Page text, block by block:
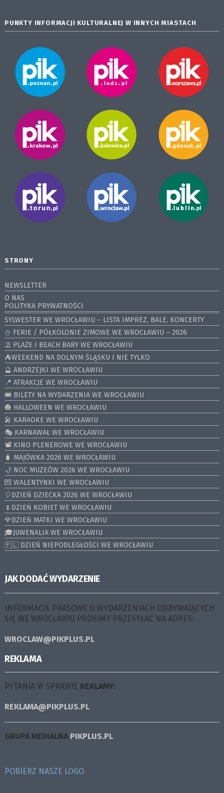
PUNKTY INFORMACJI KULTURALNEJ W INNYCH MIASTACH
STRONY
NEWSLETTER
O NAS
POLITYKA PRYWATNOŚCI
SYLWESTER WE WROCŁAWIU – LISTA IMPREZ, BALE, KONCERTY
⛄️ FERIE / PÓŁKOLONIE ZIMOWE WE WROCŁAWIU – 2026
⛱️ PLAŻE I BEACH BARY WE WROCŁAWIU
⛺️WEEKEND NA DOLNYM ŚLĄSKU I NIE TYLKO
🔮 ANDRZEJKI WE WROCŁAWIU
📍 ATRAKCJE WE WROCŁAWIU
🎟️ BILETY NA WYDARZENIA WE WROCŁAWIU
🎃 HALLOWEEN WE WROCŁAWIU
🎤 KARAOKE WE WROCŁAWIU
🎭 KARNAWAŁ WE WROCŁAWIU
📽️ KINO PLENEROWE WE WROCŁAWIU
🧳 MAJÓWKA 2026 WE WROCŁAWIU
🌙 NOC MUZEÓW 2026 WE WROCŁAWIU
💌 WALENTYNKI WE WROCŁAWIU
🎈DZIEŃ DZIECKA 2026 WE WROCŁAWIU
🌷DZIEŃ KOBIET WE WROCŁAWIU
🌹DZIEŃ MATKI WE WROCŁAWIU
🎓JUWENALIA WE WROCŁAWIU
🇵🇱 DZIEŃ NIEPODLEGŁOŚCI WE WROCŁAWIU
JAK DODAĆ WYDARZENIE
INFORMACJE PRASOWE O WYDARZENIACH ODBYWAJĄCYCH
SIĘ WE WROCŁAWIU PROSIMY PRZESYŁAĆ NA ADRES:
WROCLAW@PIKPLUS.PL
REKLAMA
PYTANIA W SPRAWIE REKLAMY:
REKLAMA@PIKPLUS.PL
GRUPA MEDIALNA PIKPLUS.PL
POBIERZ NASZE LOGO